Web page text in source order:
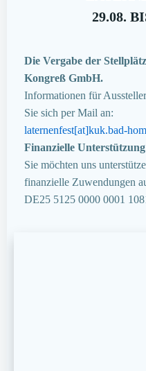
29.08.
Die Vergabe der
Kongreß GmbH.
Informationen für
Sie sich per Mail an:
laternenfest[at]kuk.bad-
Finanzielle Unterstützung
Sie möchten uns
finanzielle Zuwendungen
DE25 5125 0000 0001